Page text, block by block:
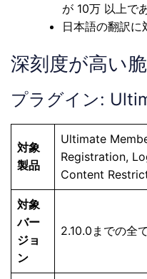
が 10万 以上で
日本語の翻訳に
深刻度が高い
プラグイン:
対象
製品
Ultimate
Registration,
Content
対象
バー
ジョ
ン
2.10.0までの全